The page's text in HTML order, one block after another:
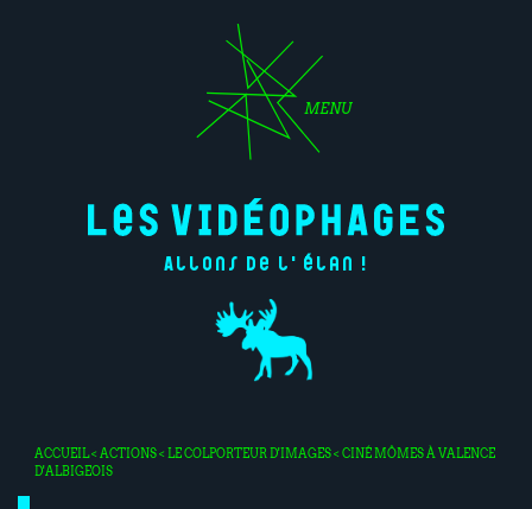
MENU
Allons de l'élan !
ACCUEIL<ACTIONS< LE COLPORTEUR D'IMAGES< CINÉ MÔMES À VALENCE
D'ALBIGEOIS